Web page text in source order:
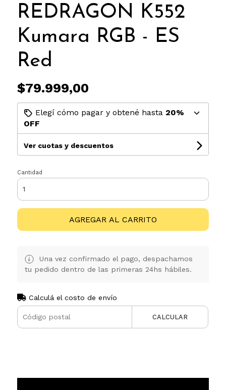
REDRAGON K552
Kumara RGB - ES
Red
$79.999,00
Elegí cómo pagar y obtené hasta 20%
OFF
Ver cuotas y descuentos
Cantidad
AGREGAR AL CARRITO
Una vez confirmado el pago, despachamos
tu pedido dentro de las primeras 24hs hábiles.
Calculá el costo de envío
CALCULAR